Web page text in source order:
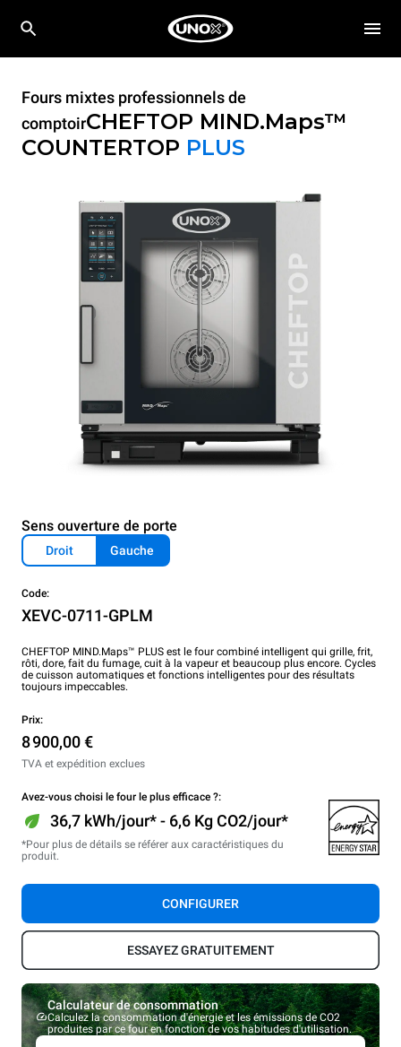
Fours mixtes professionnels de
comptoirCHEFTOP MIND.Maps™
COUNTERTOP PLUS
Sens ouverture de porte
Droit Gauche
Code:
XEVC-0711-GPLM
CHEFTOP MIND.Maps™ PLUS est le four combiné intelligent qui grille, frit,
rôti, dore, fait du fumage, cuit à la vapeur et beaucoup plus encore. Cycles
de cuisson automatiques et fonctions intelligentes pour des résultats
toujours impeccables.
Prix:
8 900,00 €
TVA et expédition exclues
Avez-vous choisi le four le plus efficace ?:
36,7 kWh/jour* - 6,6 Kg CO2/jour*
*Pour plus de détails se référer aux caractéristiques du
produit.
CONFIGURER
ESSAYEZ GRATUITEMENT
Calculateur de consommation
Calculez la consommation d'énergie et les émissions de CO2
produites par ce four en fonction de vos habitudes d'utilisation.